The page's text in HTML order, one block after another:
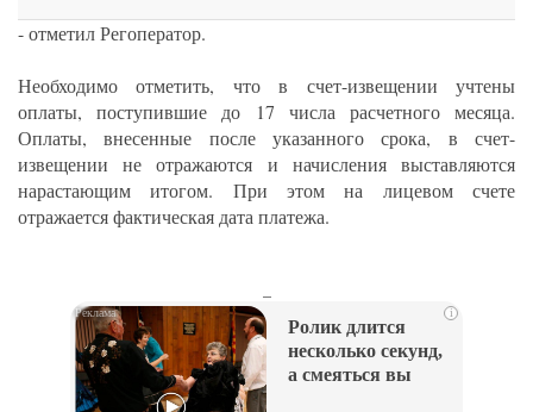
- отметил Регоператор.
Необходимо отметить, что в счет-извещении учтены
оплаты, поступившие до 17 числа расчетного месяца.
Оплаты, внесенные после указанного срока, в счет-
извещении не отражаются и начисления выставляются
нарастающим итогом. При этом на лицевом счете
отражается фактическая дата платежа.
i
Ролик длится
несколько секунд,
а смеяться вы